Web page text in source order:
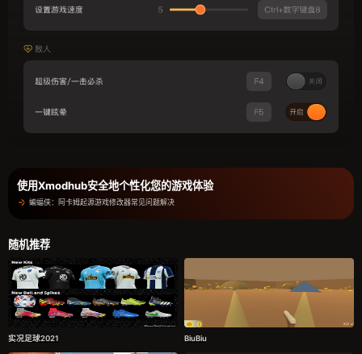
使用Xmodhub安全地个性化您的游戏体验
蝙蝠侠：阿卡姆起源游戏修改器常见问题解决
随机推荐
实况足球2021 BiuBiu